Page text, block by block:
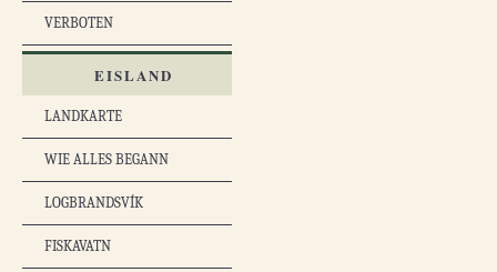
VERBOTEN
EISLAND
LANDKARTE
WIE ALLES BEGANN
LOGBRANDSVÍK
FISKAVATN